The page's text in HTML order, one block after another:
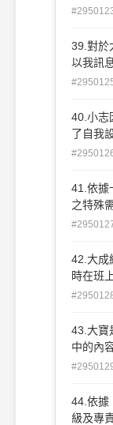
一種知識？ (A)陳述性知識
knowledge) (C)惰性
39.對於
以我訊
以下哪一
老師這
老師辛
40.小志
了自我
下哪一項
標 (D)
41.依據
之特殊
學習重點
應用
能性動
42.大成
時在班
會持續哭
化教育計
照顧服
43.大寶
中的內
用遊戲、
何種層面的
整 (B)
44.依據
級及專